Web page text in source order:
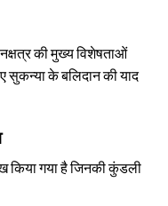
की मुख्य विशेषताओं
के बलिदान की याद
किया गया है जिनकी कुंडली